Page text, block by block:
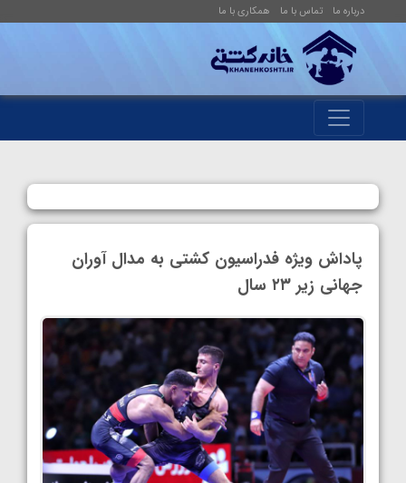
درباره ما تماس با ما همکاری با ما
پاداش ویژه فدراسیون کشتی به مدال آوران
جهانی زیر ۲۳ سال